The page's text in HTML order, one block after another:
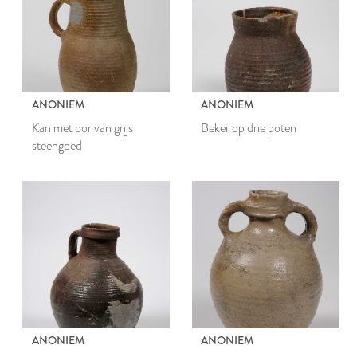
ANONIEM
Kan met oor van grijs
steengoed
ANONIEM
Beker op drie poten
ANONIEM ANONIEM